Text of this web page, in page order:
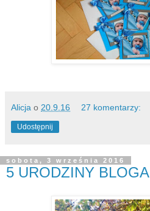
Alicja o 20.9.16 27 komentarzy:
Udostępnij
sobota, 3 września 2016
5 URODZINY BLOGA